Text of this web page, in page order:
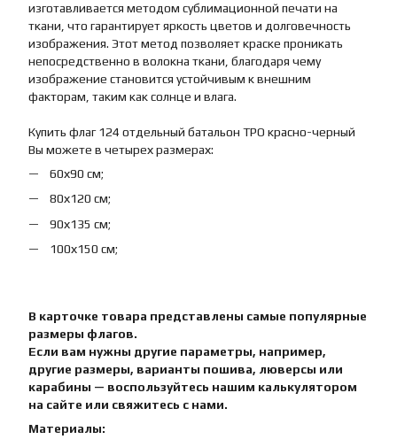
изготавливается методом сублимационной печати на
ткани, что гарантирует яркость цветов и долговечность
изображения. Этот метод позволяет краске проникать
непосредственно в волокна ткани, благодаря чему
изображение становится устойчивым к внешним
факторам, таким как солнце и влага.
Купить флаг 124 отдельный батальон ТРО красно-черный
Вы можете в четырех размерах:
60х90 см;
80х120 см;
90х135 см;
100х150 см;
В карточке товара представлены самые популярные
размеры флагов.
Если вам нужны другие параметры, например,
другие размеры, варианты пошива, люверсы или
карабины — воспользуйтесь нашим калькулятором
на сайте или свяжитесь с нами.
Материалы: